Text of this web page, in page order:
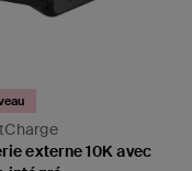
UltraCharge
Chargeur secteur